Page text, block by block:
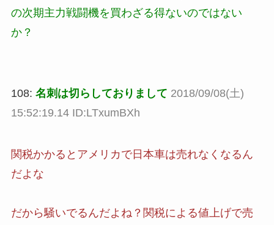
の次期主力戦闘機を買わざる得ないのではない
か？
108: 名刺は切らしておりまして 2018/09/08(土)
15:52:19.14 ID:LTxumBXh
関税かかるとアメリカで日本車は売れなくなるん
だよな
だから騒いでるんだよね？関税による値上げで売